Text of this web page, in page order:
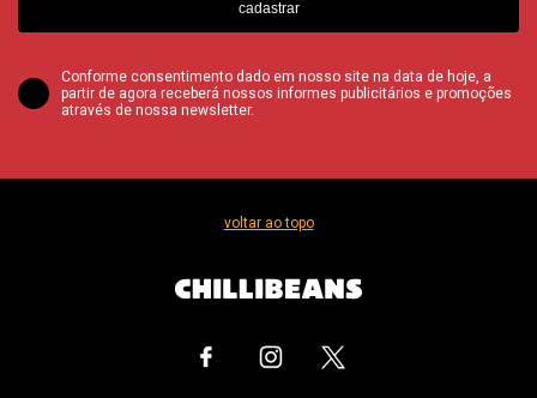
cadastrar
Conforme consentimento dado em nosso site na data de hoje, a
partir de agora receberá nossos informes publicitários e promoções
através de nossa newsletter.
voltar ao topo